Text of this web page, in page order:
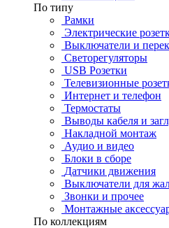
По типу
Рамки
Электрические
Выключатели и
Светорегуляторы
USB Розетки
Телевизионные
Интернет и телефон
Термостаты
Выводы кабеля и
Накладной монтаж
Аудио и видео
Блоки в сборе
Датчики движения
Выключатели для
Звонки и прочее
Монтажные
По коллекциям